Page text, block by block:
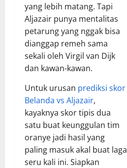
yang lebih matang. Tapi
Aljazair punya mentalitas
petarung yang nggak bisa
dianggap remeh sama
sekali oleh Virgil van Dijk
dan kawan-kawan.
Untuk urusan prediksi skor
Belanda vs Aljazair,
kayaknya skor tipis dua
satu buat keunggulan tim
oranye jadi hasil yang
paling masuk akal buat laga
seru kali ini. Siapkan